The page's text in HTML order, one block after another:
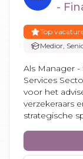
-
Top
Medior,
Als Manager -
Services
voor het
verzekeraars
strategische